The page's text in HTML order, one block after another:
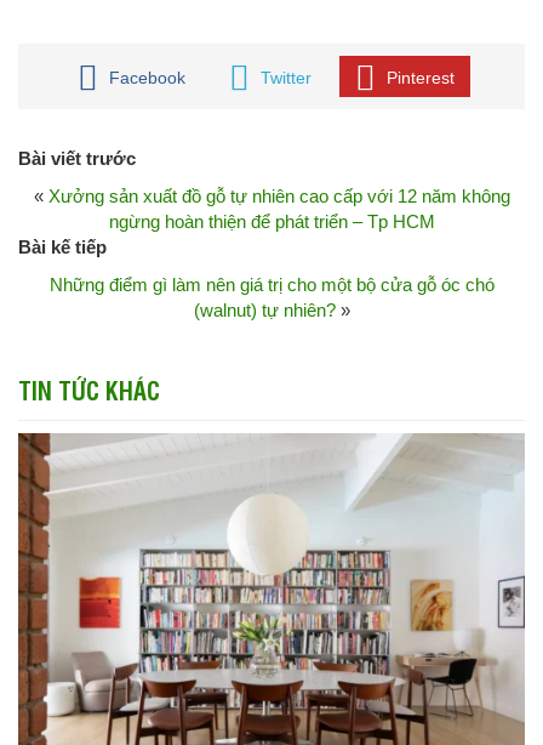
Facebook Twitter Pinterest
Bài viết trước
« Xưởng sản xuất đồ gỗ tự nhiên cao cấp với 12 năm không
ngừng hoàn thiện để phát triển – Tp HCM
Bài kế tiếp
Những điểm gì làm nên giá trị cho một bộ cửa gỗ óc chó
(walnut) tự nhiên?»
TIN TỨC KHÁC